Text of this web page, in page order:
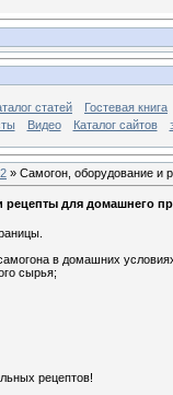
статей Гостевая книга
Видео Каталог сайтов
» Самогон, оборудование и
для домашнего
в домашних
сырья;
рецептов!